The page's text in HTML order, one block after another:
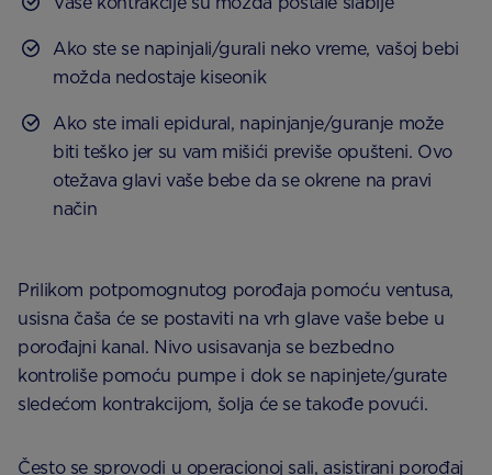
Ako ste se napinjali/gurali neko vreme, vašoj bebi
možda nedostaje kiseonik
Ako ste imali epidural, napinjanje/guranje može
biti teško jer su vam mišići previše opušteni. Ovo
otežava glavi vaše bebe da se okrene na pravi
način
Prilikom potpomognutog porođaja pomoću ventusa,
usisna čaša će se postaviti na vrh glave vaše bebe u
porođajni kanal. Nivo usisavanja se bezbedno
kontroliše pomoću pumpe i dok se napinjete/gurate
sledećom kontrakcijom, šolja će se takođe povući.
Često se sprovodi u operacionoj sali, asistirani porođaj